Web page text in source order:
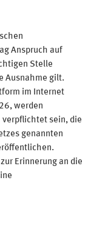
Anspruch auf
Stelle
Ausnahme gilt.
im Internet
werden
sein, die
genannten
Erinnerung an die